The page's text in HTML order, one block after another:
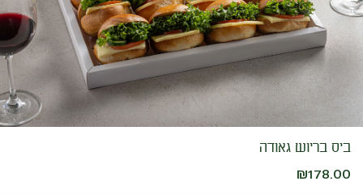
ביס בריוש גאודה
₪178.00